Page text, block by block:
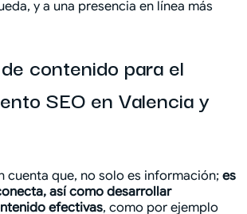
y a una presencia en línea más
contenido para el
SEO en Valencia y
cuenta que, no solo es información; es
así como desarrollar
efectivas, como por ejemplo